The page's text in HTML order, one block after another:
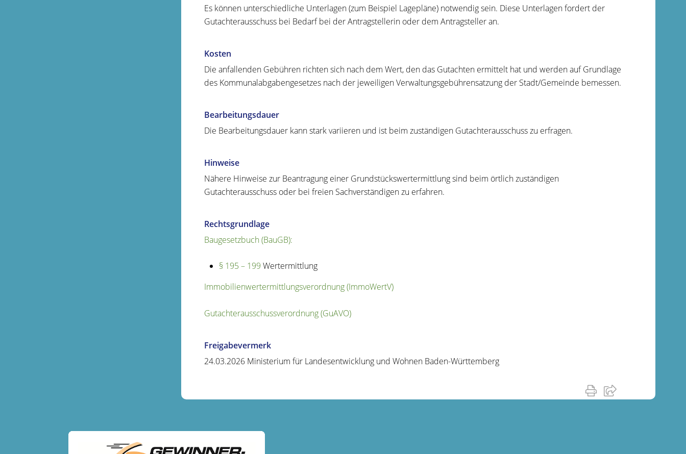
Es können unterschiedliche Unterlagen (zum Beispiel Lagepläne) notwendig sein. Diese Unterlagen fordert der
Gutachterausschuss bei Bedarf bei der Antragstellerin oder dem Antragsteller an.
Kosten
Die anfallenden Gebühren richten sich nach dem Wert, den das Gutachten ermittelt hat und werden auf Grundlage
des Kommunalabgabengesetzes nach der jeweiligen Verwaltungsgebührensatzung der Stadt/Gemeinde bemessen.
Bearbeitungsdauer
Die Bearbeitungsdauer kann stark variieren und ist beim zuständigen Gutachterausschuss zu erfragen.
Hinweise
Nähere Hinweise zur Beantragung einer Grundstückswertermittlung sind beim örtlich zuständigen
Gutachterausschuss oder bei freien Sachverständigen zu erfahren.
Rechtsgrundlage
Baugesetzbuch (BauGB):
§ 195 – 199 Wertermittlung
Immobilienwertermittlungsverordnung (ImmoWertV)
Gutachterausschussverordnung (GuAVO)
Freigabevermerk
24.03.2026 Ministerium für Landesentwicklung und Wohnen Baden-Württemberg